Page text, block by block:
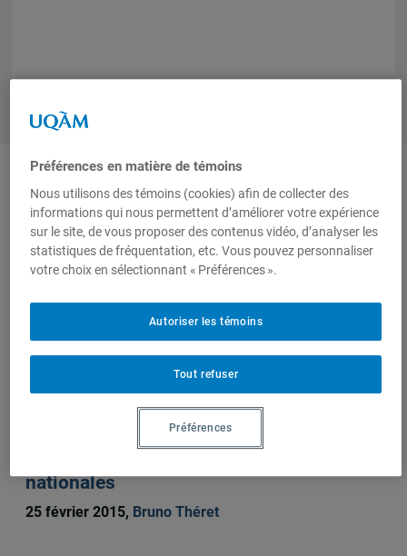
Auteurs-trices
Bruno Théret
Sur le même sujet
Pour un fédéralisme monétaire européen
: De la monnaie unique à une monnaie
nationales
25 février 2015, Bruno Théret
Préférences en matière de témoins
Nous utilisons des témoins (cookies) afin de collecter des
informations qui nous permettent d’améliorer votre expérience
sur le site, de vous proposer des contenus vidéo, d’analyser les
statistiques de fréquentation, etc. Vous pouvez personnaliser
votre choix en sélectionnant « Préférences ».
Tout refuser
Autoriser les témoins
Préférences